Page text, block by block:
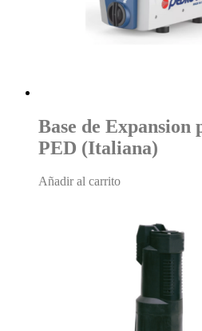
Base de Expansion
PED (Italiana)
Añadir al carrito